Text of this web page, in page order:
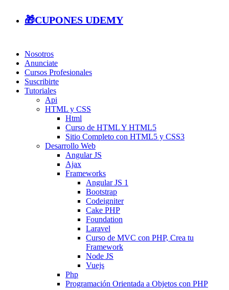
🎁CUPONES UDEMY
Nosotros
Anunciate
Cursos Profesionales
Suscribirte
Tutoriales
Api
HTML y CSS
Html
Curso de HTML Y HTML5
Sitio Completo con HTML5 y CSS3
Desarrollo Web
Angular JS
Ajax
Frameworks
Angular JS 1
Bootstrap
Codeigniter
Cake PHP
Foundation
Laravel
Curso de MVC con PHP, Crea tu
Framework
Node JS
Vuejs
Php
Programación Orientada a Objetos con PHP